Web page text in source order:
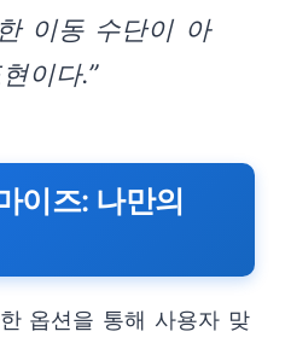
이동 수단이 아
이다.”
이즈: 나만의
옵션을 통해 사용자 맞